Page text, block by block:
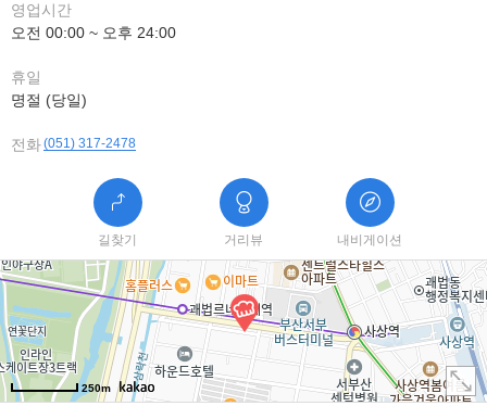
영업시간
오전 00:00 ~ 오후 24:00
휴일
명절 (당일)
전화(051) 317-2478
길찾기 거리뷰 내비게이션
250m